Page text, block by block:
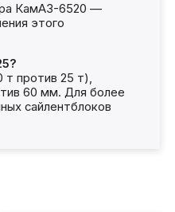
КамАЗ-6520 —
этого
т против 25 т),
60 мм. Для более
сайлентблоков